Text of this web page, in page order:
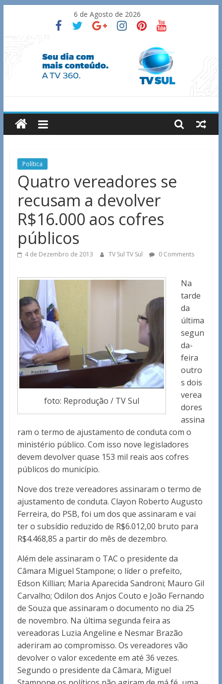
content
6 de Agosto de 2026
TV
Sul
Notícias
Guaxupé
região.
Política
Quatro vereadores se
recusam a devolver
R$16.000 aos cofres
públicos
4 de Dezembro de 2013 TV Sul TV Sul 0 Comments
foto: Reprodução / TV Sul
Na
tarde
da
última
segun
da-
feira
outro
s dois
verea
dores
assina
ram o termo de ajustamento de conduta com o
ministério público. Com isso nove legisladores
devem devolver quase 153 mil reais aos cofres
públicos do município.
Nove dos treze vereadores assinaram o termo de
ajustamento de conduta. Clayon Roberto Augusto
Ferreira, do PSB, foi um dos que assinaram e vai
ter o subsídio reduzido de R$6.012,00 bruto para
R$4.468,85 a partir do mês de dezembro.
Além dele assinaram o TAC o presidente da
Câmara Miguel Stampone; o líder o prefeito,
Edson Killian; Maria Aparecida Sandroni; Mauro Gil
Carvalho; Odilon dos Anjos Couto e João Fernando
de Souza que assinaram o documento no dia 25
de novembro. Na última segunda feira as
vereadoras Luzia Angeline e Nesmar Brazão
aderiram ao compromisso. Os vereadores vão
devolver o valor excedente em até 36 vezes.
Segundo o presidente da Câmara, Miguel